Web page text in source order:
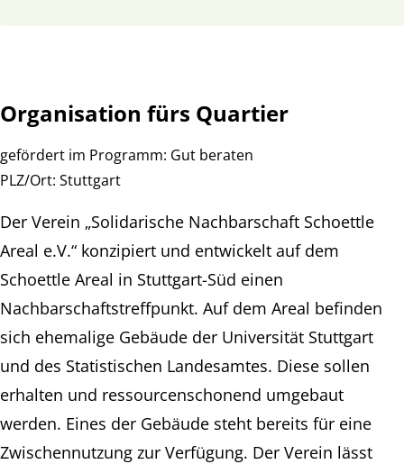
Organisation fürs Quartier
gefördert im Programm: Gut beraten
PLZ/Ort: Stuttgart
Der Verein „Solidarische Nachbarschaft Schoettle
Areal e.V.“ konzipiert und entwickelt auf dem
Schoettle Areal in Stuttgart-Süd einen
Nachbarschaftstreffpunkt. Auf dem Areal befinden
sich ehemalige Gebäude der Universität Stuttgart
und des Statistischen Landesamtes. Diese sollen
erhalten und ressourcenschonend umgebaut
werden. Eines der Gebäude steht bereits für eine
Zwischennutzung zur Verfügung. Der Verein lässt